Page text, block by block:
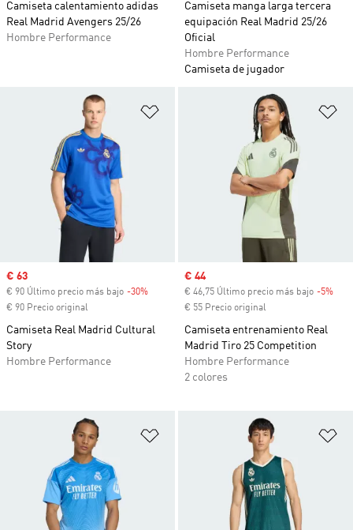
Camiseta calentamiento adidas
Real Madrid Avengers 25/26
Hombre Performance
Camiseta manga larga tercera
equipación Real Madrid 25/26
Oficial
Hombre Performance
Camiseta de jugador
Añadir a la lista de deseos
Precio de venta
€ 63
€ 90 Último precio más bajo -30% Descuento
€ 90 Precio original
Camiseta Real Madrid Cultural
Story
Hombre Performance
Precio de venta
€ 44
€ 46,75 Último precio más bajo -5%
€ 55 Precio original
Camiseta entrenamiento Real
Madrid Tiro 25 Competition
Hombre Performance
2 colores
Añadir a la lista de deseos